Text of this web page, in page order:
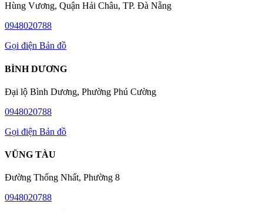
Hùng Vương, Quận Hải Châu, TP. Đà Nẵng
0948020788
Gọi điện Bản đồ
BÌNH DƯƠNG
Đại lộ Bình Dương, Phường Phú Cường
0948020788
Gọi điện Bản đồ
VŨNG TÀU
Đường Thống Nhất, Phường 8
0948020788